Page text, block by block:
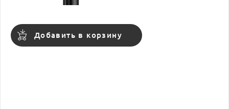
Добавить в корзину